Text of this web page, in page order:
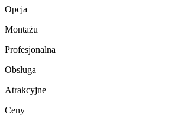
Opcja
Montażu
Profesjonalna
Obsługa
Atrakcyjne
Ceny